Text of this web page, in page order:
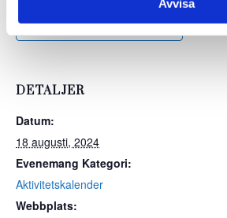
Avvisa
Lägg till i kalender
DETALJER
Datum:
18 augusti, 2024
Evenemang Kategori:
Aktivitetskalender
Webbplats: